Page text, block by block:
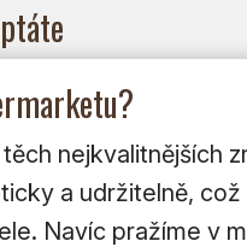
nejkvalitnějších
a udržitelně, což
Navíc pražíme v